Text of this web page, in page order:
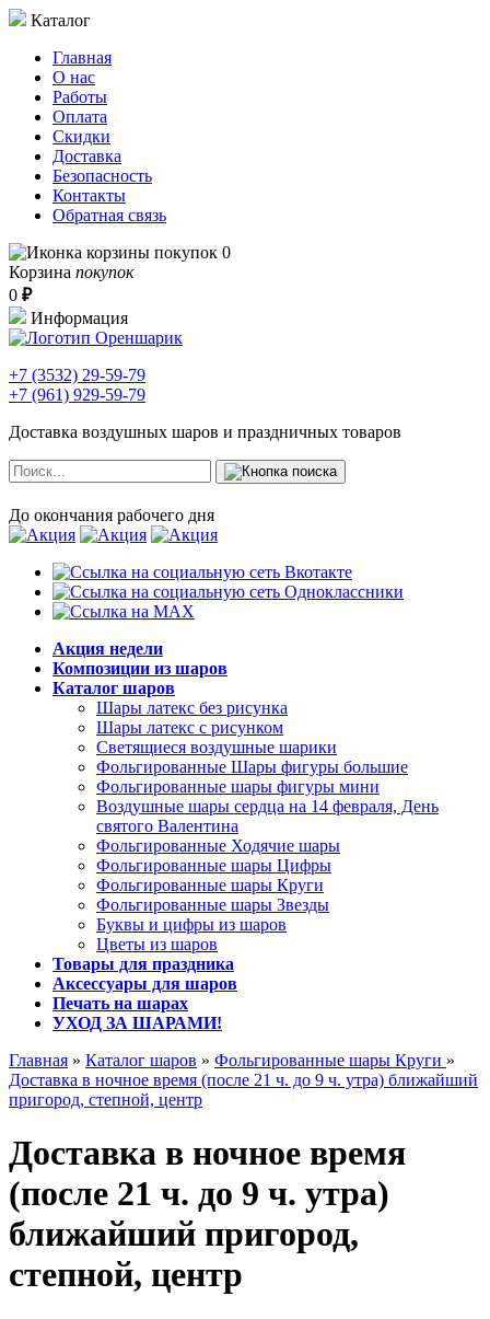
Каталог
Главная
О нас
Работы
Оплата
Скидки
Доставка
Безопасность
Контакты
Обратная связь
0
Корзина покупок
0 ₽
Информация
+7 (3532) 29-59-79
+7 (961) 929-59-79
Доставка воздушных шаров и праздничных товаров
До окончания рабочего дня
Акция недели
Композиции из шаров
Каталог шаров
Шары латекс без рисунка
Шары латекс с рисунком
Светящиеся воздушные шарики
Фольгированные Шары фигуры большие
Фольгированные шары фигуры мини
Воздушные шары сердца на 14 февраля, День
святого Валентина
Фольгированные Ходячие шары
Фольгированные шары Цифры
Фольгированные шары Круги
Фольгированные шары Звезды
Буквы и цифры из шаров
Цветы из шаров
Товары для праздника
Аксессуары для шаров
Печать на шарах
УХОД ЗА ШАРАМИ!
Главная » Каталог шаров » Фольгированные шары Круги »
Доставка в ночное время (после 21 ч. до 9 ч. утра) ближайший
пригород, степной, центр
Доставка в ночное время
(после 21 ч. до 9 ч. утра)
ближайший пригород,
степной, центр